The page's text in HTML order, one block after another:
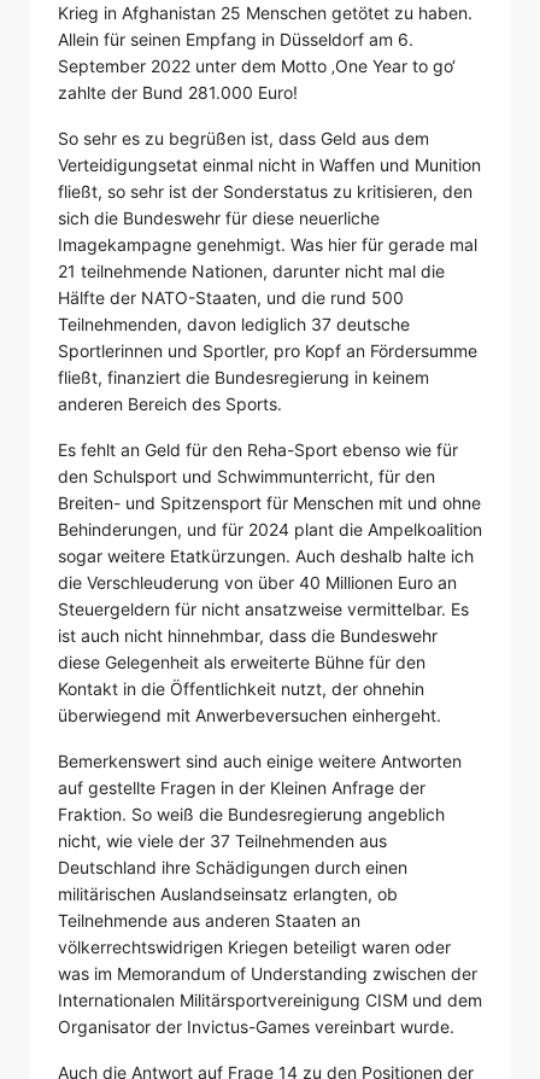
Krieg in Afghanistan 25 Menschen getötet zu haben.
Allein für seinen Empfang in Düsseldorf am 6.
September 2022 unter dem Motto ‚One Year to go‘
zahlte der Bund 281.000 Euro!
So sehr es zu begrüßen ist, dass Geld aus dem
Verteidigungsetat einmal nicht in Waffen und Munition
fließt, so sehr ist der Sonderstatus zu kritisieren, den
sich die Bundeswehr für diese neuerliche
Imagekampagne genehmigt. Was hier für gerade mal
21 teilnehmende Nationen, darunter nicht mal die
Hälfte der NATO-Staaten, und die rund 500
Teilnehmenden, davon lediglich 37 deutsche
Sportlerinnen und Sportler, pro Kopf an Fördersumme
fließt, finanziert die Bundesregierung in keinem
anderen Bereich des Sports.
Es fehlt an Geld für den Reha-Sport ebenso wie für
den Schulsport und Schwimmunterricht, für den
Breiten- und Spitzensport für Menschen mit und ohne
Behinderungen, und für 2024 plant die Ampelkoalition
sogar weitere Etatkürzungen. Auch deshalb halte ich
die Verschleuderung von über 40 Millionen Euro an
Steuergeldern für nicht ansatzweise vermittelbar. Es
ist auch nicht hinnehmbar, dass die Bundeswehr
diese Gelegenheit als erweiterte Bühne für den
Kontakt in die Öffentlichkeit nutzt, der ohnehin
überwiegend mit Anwerbeversuchen einhergeht.
Bemerkenswert sind auch einige weitere Antworten
auf gestellte Fragen in der Kleinen Anfrage der
Fraktion. So weiß die Bundesregierung angeblich
nicht, wie viele der 37 Teilnehmenden aus
Deutschland ihre Schädigungen durch einen
militärischen Auslandseinsatz erlangten, ob
Teilnehmende aus anderen Staaten an
völkerrechtswidrigen Kriegen beteiligt waren oder
was im Memorandum of Understanding zwischen der
Internationalen Militärsportvereinigung CISM und dem
Organisator der Invictus-Games vereinbart wurde.
Auch die Antwort auf Frage 14 zu den Positionen der